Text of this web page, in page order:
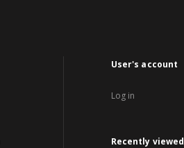
User's account
Log in
Recently viewed